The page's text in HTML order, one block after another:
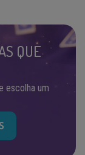
QUE
escolha um